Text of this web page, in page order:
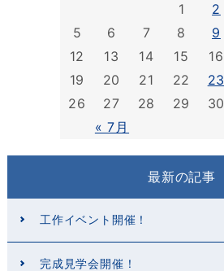
« 7月
1 2
5
6 7 8 9
12
13 14 15 16
19
20 21 22 23
26
27 28 29 30
最新の記事
工作イベント開催！
完成見学会開催！